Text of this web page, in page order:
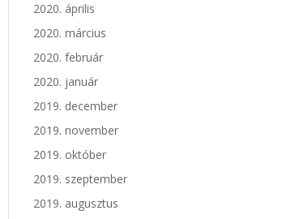
2020. április
2020. március
2020. február
2020. január
2019. december
2019. november
2019. október
2019. szeptember
2019. augusztus